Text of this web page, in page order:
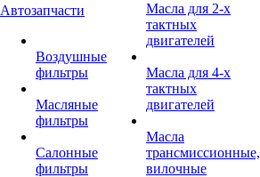
Автозапчасти
Воздушные
фильтры
Масляные
фильтры
Салонные
фильтры
Масла для 2-х
тактных
двигателей
Масла для 4-х
тактных
двигателей
Масла
трансмиссионные,
вилочные